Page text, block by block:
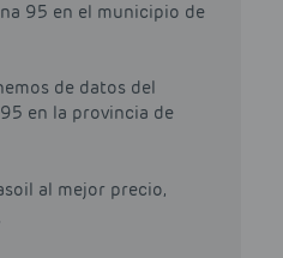
95 en el municipio de
de datos del
en la provincia de
al mejor precio,